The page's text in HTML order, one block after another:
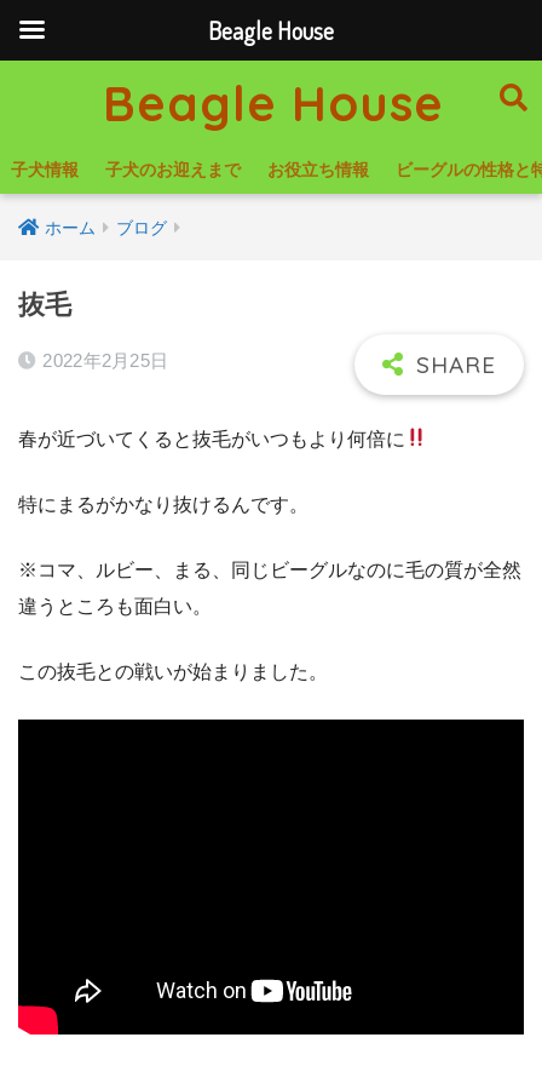
Beagle House
子犬情報 子犬のお迎えまで お役立ち情報 ビーグルの性格と
ホーム ブログ
抜毛
2022年2月25日
春が近づいてくると抜毛がいつもより何倍に
特にまるがかなり抜けるんです。
※コマ、ルビー、まる、同じビーグルなのに毛の質が全然
違うところも面白い。
この抜毛との戦いが始まりました。
Beagle House